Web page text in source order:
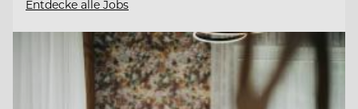
Entdecke alle Jobs